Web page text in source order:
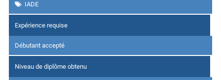
IADE
Expérience requise
Débutant accepté
Niveau de diplôme obtenu